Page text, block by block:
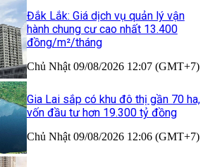
Đắk Lắk: Giá dịch vụ quản lý vận
hành chung cư cao nhất 13.400
đồng/m²/tháng
Chủ Nhật 09/08/2026 12:07 (GMT+7)
Gia Lai sắp có khu đô thị gần 70 ha,
vốn đầu tư hơn 19.300 tỷ đồng
Chủ Nhật 09/08/2026 12:06 (GMT+7)